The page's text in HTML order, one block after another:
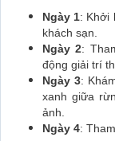
Ngày 1: Khởi
khách sạn.
Ngày 2:
động giải trí
Ngày 3:
xanh giữa
ảnh.
Ngày 4: